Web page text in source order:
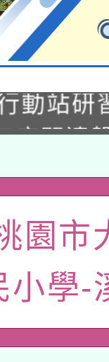
第2次
(無人
動站研
度閱讀
名單
學軟體
函釋公
請許可
署委託
理「
星期六
園市
小學-